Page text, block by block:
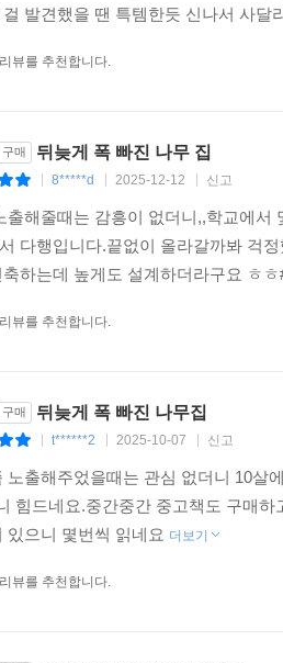
걸 발견했을 땐 특템한듯 신나서 사
뷰를 추천합니다.
구매 뒤늦게 폭 빠진 나무 집
8*****d 2025-12-12 신고
출해줄때는 감흥이 없더니,,학교에서
다행입니다.끝없이 올라갈까봐 걱
축하는데 높게도 설계하더라구요 ㅎ
뷰를 추천합니다.
구매 뒤늦게 폭 빠진 나무집
t******2 2025-10-07 신고
노출해주었을때는 관심 없더니 10살
힘드네요.중간중간 중고책도 구매
있으니 몇번씩 읽네요 더보기
뷰를 추천합니다.